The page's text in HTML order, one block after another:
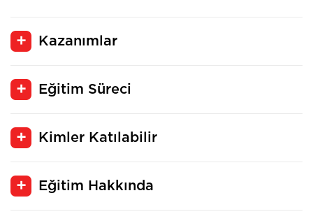
Kazanımlar
Eğitim Süreci
Kimler Katılabilir
Eğitim Hakkında